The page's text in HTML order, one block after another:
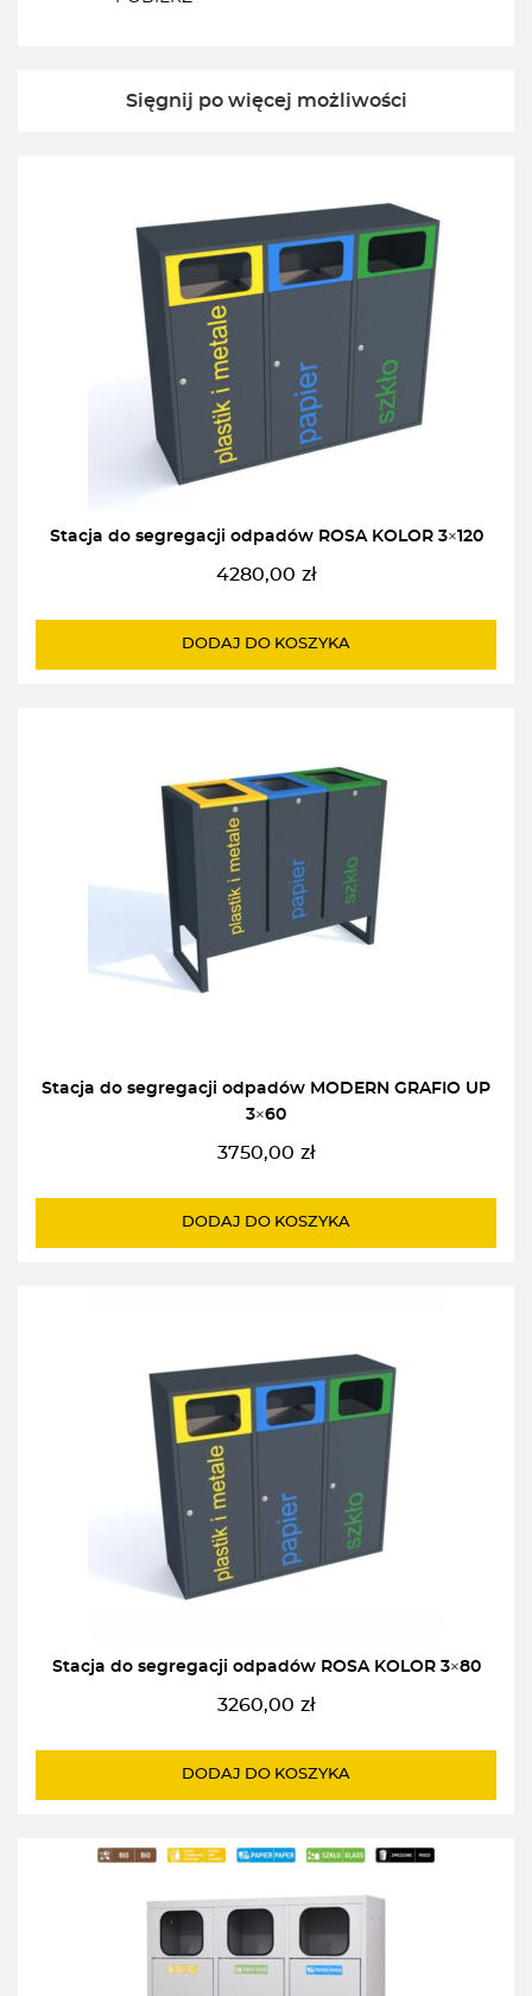
Sięgnij po więcej możliwości
Stacja do segregacji odpadów ROSA KOLOR 3×120
4280,00 zł
DODAJ DO KOSZYKA
Stacja do segregacji odpadów MODERN GRAFIO UP
3×60
3750,00 zł
DODAJ DO KOSZYKA
Stacja do segregacji odpadów ROSA KOLOR 3×80
3260,00 zł
DODAJ DO KOSZYKA